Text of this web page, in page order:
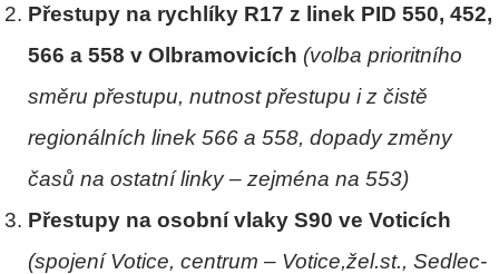
Přestupy na rychlíky R17 z linek PID 550, 452,
566 a 558 v Olbramovicích (volba prioritního
směru přestupu, nutnost přestupu i z čistě
regionálních linek 566 a 558, dopady změny
časů na ostatní linky – zejména na 553)
Přestupy na osobní vlaky S90 ve Voticích
(spojení Votice, centrum – Votice,žel.st., Sedlec-